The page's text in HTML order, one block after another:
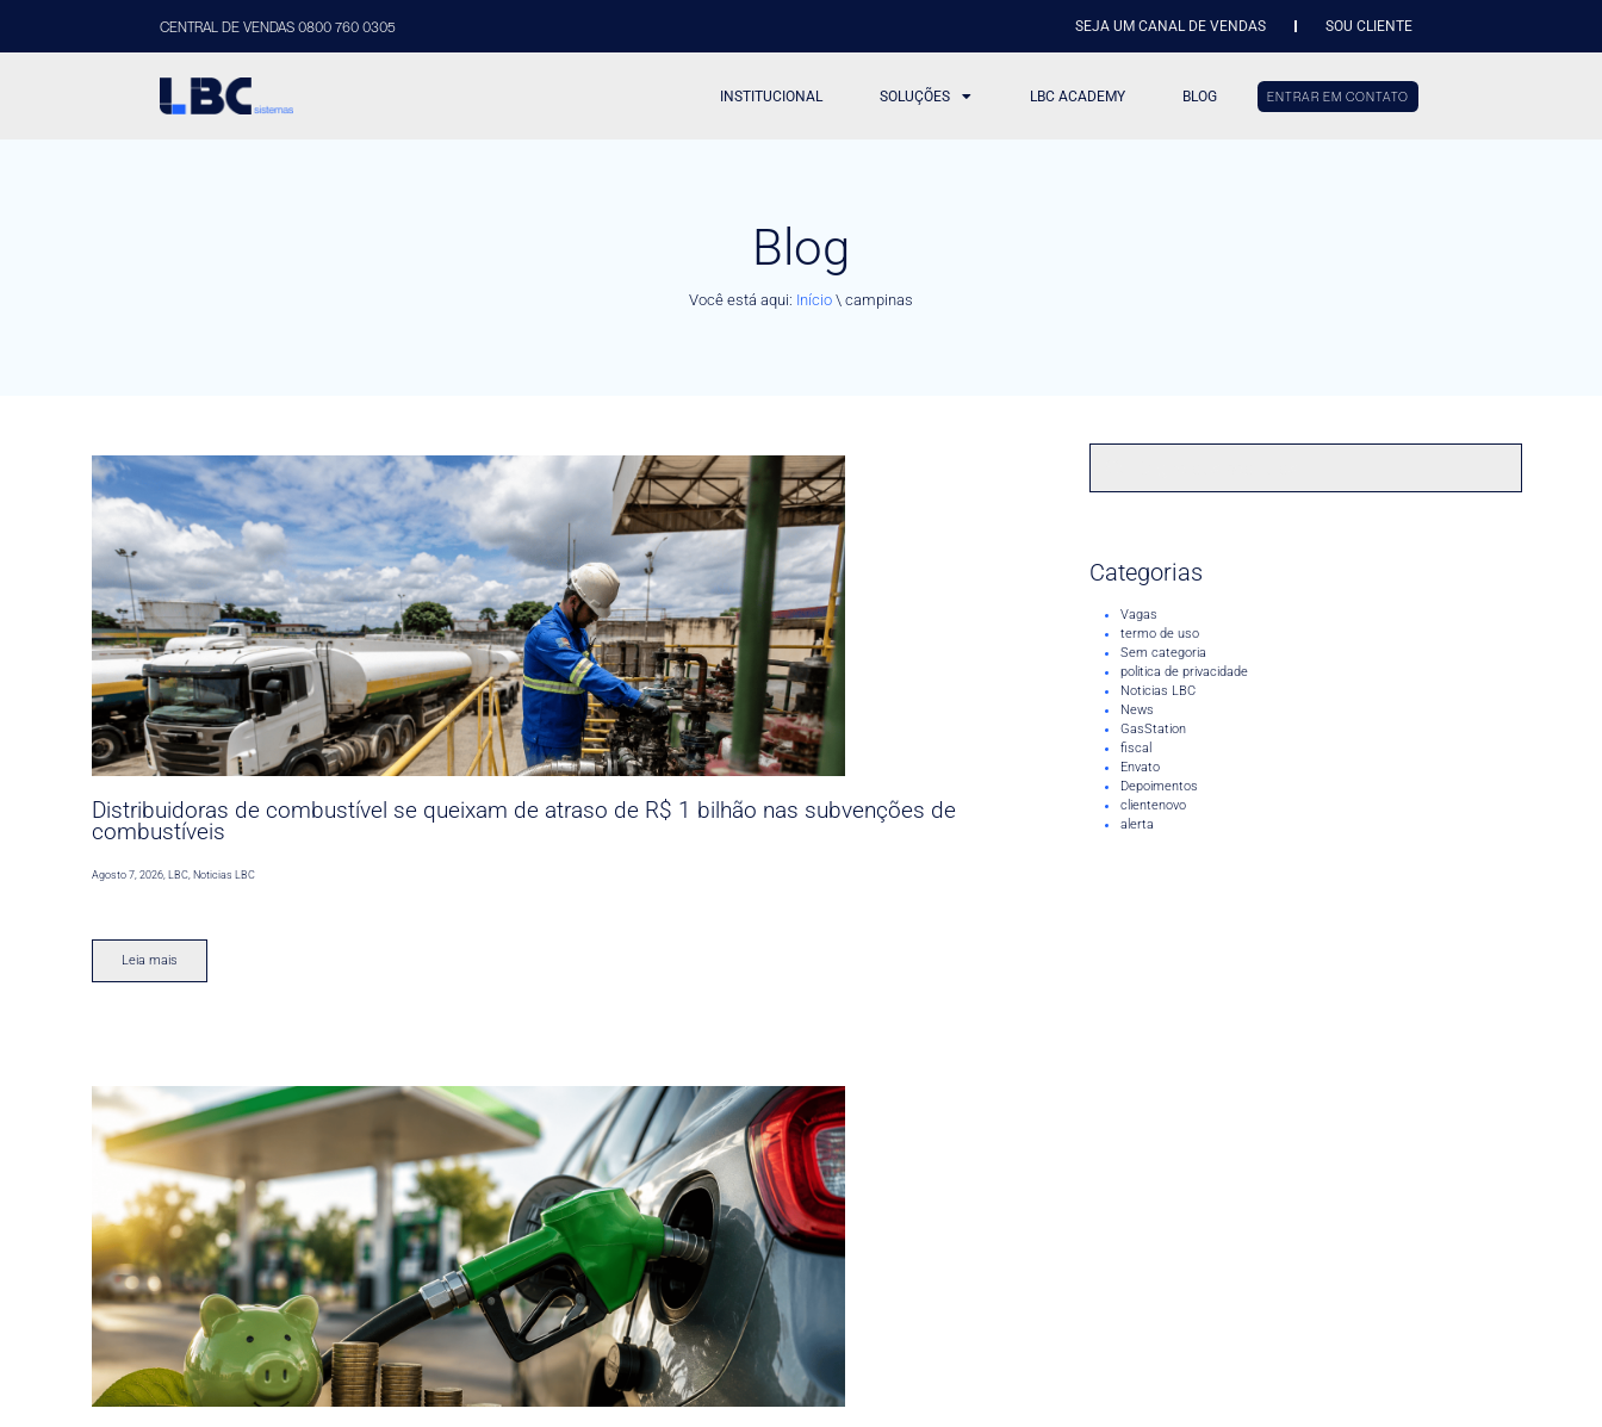
CENTRAL DE VENDAS 0800 760 0305 SEJA UM CANAL DE VENDAS SOU CLIENTE
INSTITUCIONAL SOLUÇÕES LBC ACADEMY BLOG ENTRAR EM CONTATO
Blog
Você está aqui: Início \ campinas
Distribuidoras de combustível se queixam de atraso de R$ 1 bilhão nas subvenções de
combustíveis
Agosto 7, 2026,LBC,Noticias LBC
Leia mais
Categorias
Vagas
termo de uso
Sem categoria
politica de privacidade
Noticias LBC
News
GasStation
fiscal
Envato
Depoimentos
clientenovo
alerta